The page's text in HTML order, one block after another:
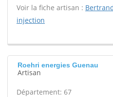
Voir la fiche artisan :
injection
Roehri energies Guenau
Artisan
Département: 67